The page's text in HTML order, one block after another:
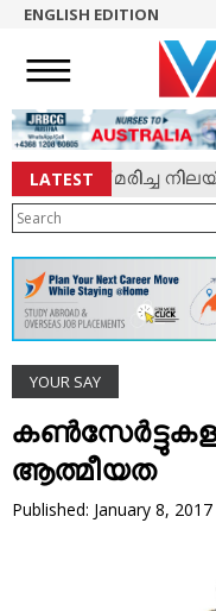
NEWS
ENGLISH
NRI
ENTERTAINMENT
MV SPECIAL
SPORTS
LIFESTYLE
TECH & AUTO
SOCIAL SPHERE
EDITORIAL
ARTS & LITERATURE
MAGAZINE
ENGLISH EDITION
LATEST
യുവാവ് മരിച്ച
YOUR SAY
ആത്മീയത
Published: January 8, 2017